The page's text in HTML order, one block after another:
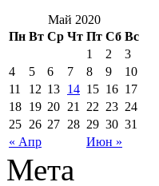
Май 2020
Пн Вт Ср Чт Пт Сб Вс
« Апр Июн »
1 2
3
4
5 6 7 8 9
10
11
12 13 14 15 16 17
18 19 20 21 22 23 24
25 26 27 28 29 30 31
Мета